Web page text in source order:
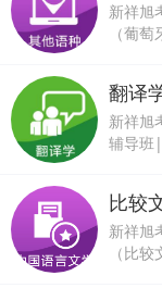
新祥旭
（葡
翻译
新祥旭
辅导班
比较
新祥旭
（比